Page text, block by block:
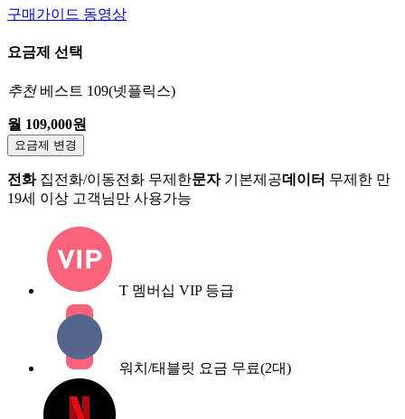
구매가이드 동영상
요금제 선택
추천 베스트 109(넷플릭스)
월 109,000원
요금제 변경
전화 집전화/이동전화 무제한문자 기본제공데이터 무제한 만
19세 이상 고객님만 사용가능
T 멤버십 VIP 등급
워치/태블릿 요금 무료(2대)